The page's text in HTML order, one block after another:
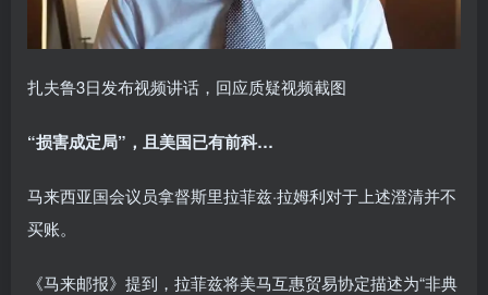
扎夫鲁3日发布视频讲话，回应质疑视频截图
“损害成定局”，且美国已有前科…
马来西亚国会议员拿督斯里拉菲兹·拉姆利对于上述澄清并不
买账。
《马来邮报》提到，拉菲兹将美马互惠贸易协定描述为“非典